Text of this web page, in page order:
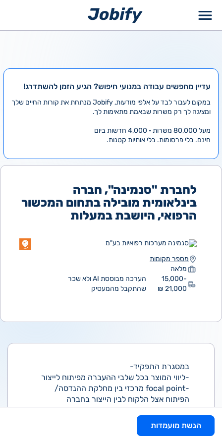
עדיין מחפשים עבודה במנועי חיפוש? הגיע הזמן להשתדרג!
במקום לעבור לבד על אלפי מודעות, Jobify מנתחת את קורות החיים שלך
ומציגה לך רק משרות שבאמת מתאימות לך.
מעל 80,000 משרות • 4,000 חדשות ביום
חינם. בלי פרסומות. בלי אותיות קטנות.
לחברת "סנמינה", חברה
בינלאומית מובילה בתחום המכשור
הרפואי, היושבת במעלות
סנמינה מערכות רפואיות בע"מ
מספר מקומות
מלאה
15,000-
21,000 ₪
הערכה מבוססת AI ולא שכר
שהתקבל מהמעסיק
במסגרת התפקיד-
-ליווי המוצר בכל שלבי ההעברה מפיתוח לייצור
-focal point מרכזי בין מחלקת ההנדסה/
הפיתוח אצל הלקוח לבין הייצור בחברה
-מתן מענה הנדסי לקווי הייצור
-כתיבת הוראות הרכבה, הקמת עצי מוצר וטיפול
בשינויים הנדסיים
הגשת מועמדות